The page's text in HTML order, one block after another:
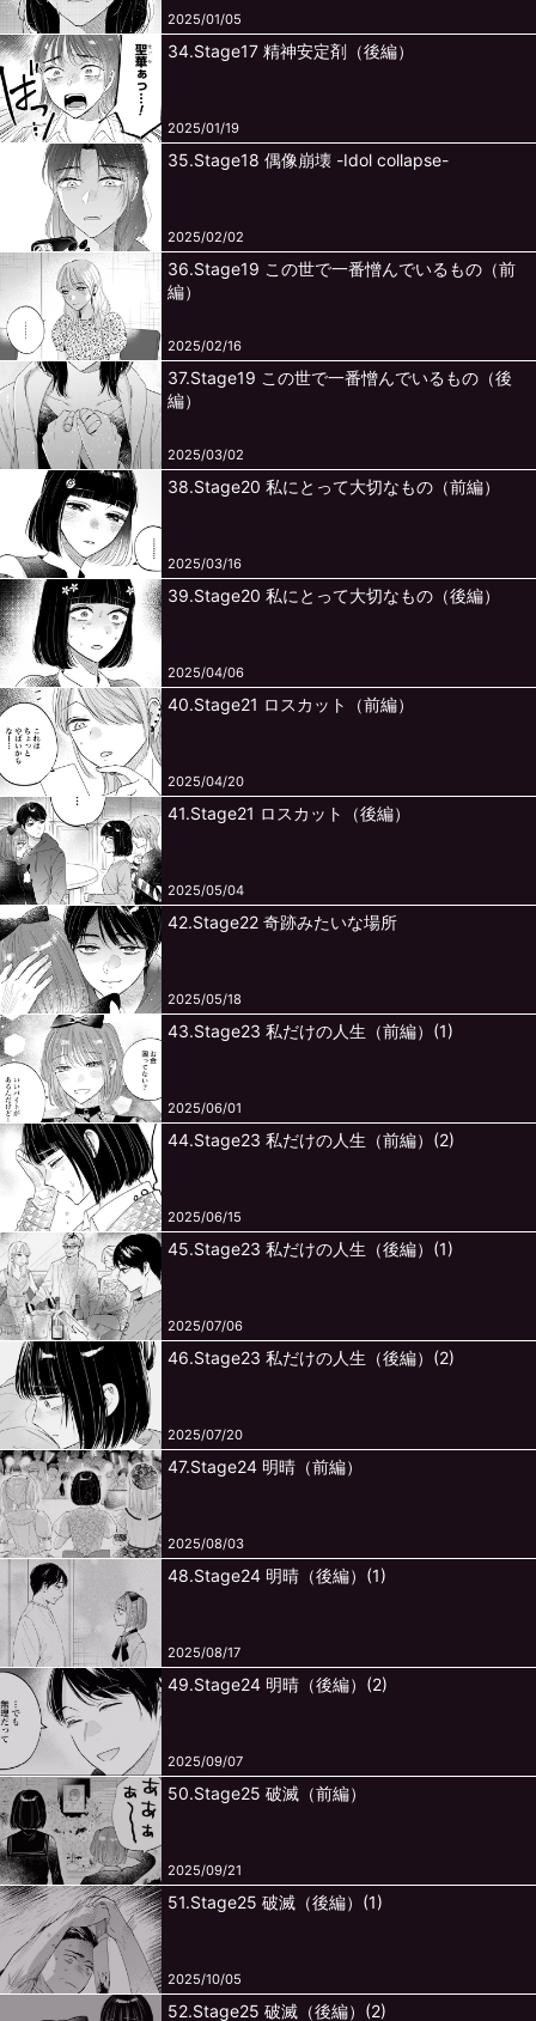
2025/01/05
34.Stage17 精神安定剤（後編）
2025/01/19
35.Stage18 偶像崩壊 -Idol collapse-
2025/02/02
36.Stage19 この世で一番憎んでいるもの（前
編）
2025/02/16
37.Stage19 この世で一番憎んでいるもの（後
編）
2025/03/02
38.Stage20 私にとって大切なもの（前編）
2025/03/16
39.Stage20 私にとって大切なもの（後編）
2025/04/06
40.Stage21 ロスカット（前編）
2025/04/20
41.Stage21 ロスカット（後編）
2025/05/04
42.Stage22 奇跡みたいな場所
2025/05/18
43.Stage23 私だけの人生（前編）(1)
2025/06/01
44.Stage23 私だけの人生（前編）(2)
2025/06/15
45.Stage23 私だけの人生（後編）(1)
2025/07/06
46.Stage23 私だけの人生（後編）(2)
2025/07/20
47.Stage24 明晴（前編）
2025/08/03
48.Stage24 明晴（後編）(1)
2025/08/17
49.Stage24 明晴（後編）(2)
2025/09/07
50.Stage25 破滅（前編）
2025/09/21
51.Stage25 破滅（後編）(1)
2025/10/05
52.Stage25 破滅（後編）(2)